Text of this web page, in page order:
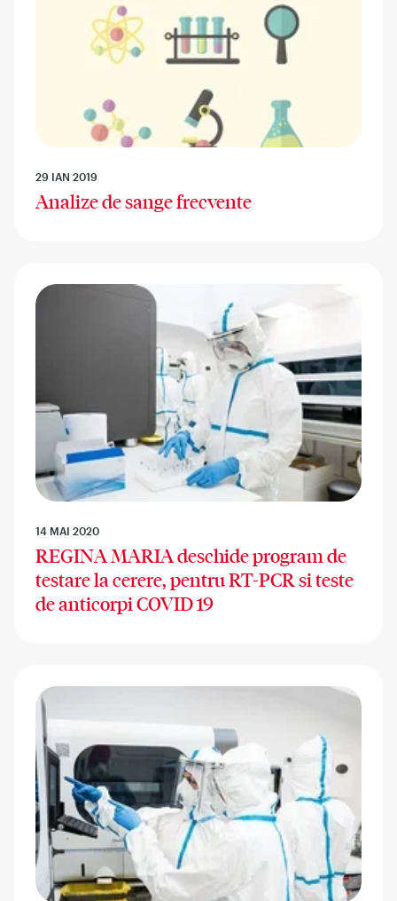
29 IAN 2019
Analize de sange frecvente
14 MAI 2020
REGINA MARIA deschide program de
testare la cerere, pentru RT-PCR si teste
de anticorpi COVID 19